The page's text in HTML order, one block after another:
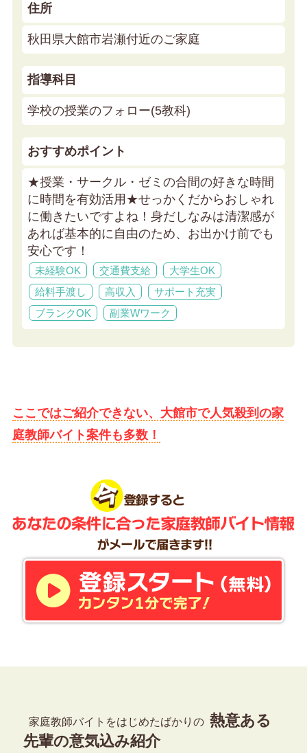
住所
秋田県大館市岩瀬付近のご家庭
指導科目
学校の授業のフォロー(5教科)
おすすめポイント
★授業・サークル・ゼミの合間の好きな時間
に時間を有効活用★せっかくだからおしゃれ
に働きたいですよね！身だしなみは清潔感が
あれば基本的に自由のため、お出かけ前でも
安心です！
未経験OK 交通費支給
大学生OK
給料手渡し
高収入
サポート充実
ブランクOK
副業Wワーク
ここではご紹介できない、大館市で人気殺到の家
庭教師バイト案件も多数！
家庭教師バイトをはじめたばかりの 熱意ある
先輩の意気込み紹介